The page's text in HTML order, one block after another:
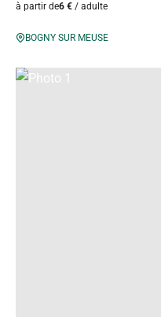
à partir de6 € / adulte
BOGNY SUR MEUSE
Photo 1, © Droits gérés – OPTL